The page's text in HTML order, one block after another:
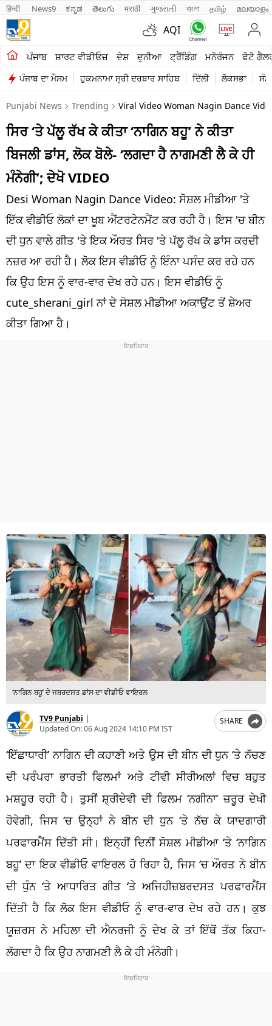
हिन्दी News9 ಕನ್ನಡ తెలుగు मराठी ગુજરાતી বাংলা தமிழ் മലയാളം
AQI
ਪੰਜਾਬ ਸ਼ਾਰਟ ਵੀਡੀਓਜ਼ ਦੇਸ਼ ਦੁਨੀਆ ਟ੍ਰੈਂਡਿੰਗ ਮਨੋਰੰਜਨ ਫੋਟੋ
ਪੰਜਾਬ ਦਾ ਮੌਸਮ ਹੁਕਮਨਾਮਾ ਸ੍ਰੀ ਦਰਬਾਰ ਸਾਹਿਬ ਦਿੱਲੀ ਲੋਕਸਭਾ
ਖੇਤੀਬਾੜੀ
ਸ਼ਾਰਟ ਵੀਡੀਓਜ਼
ਕਾਰੋਬਾਰ
ਕਰਿਅਰ
ਦੇਸ਼
ਲਾਈਫ ਸਟਾਈਲ
ਪੰਜਾਬ
ਧਰਮ
ਖੇਡਾਂ
Punjabi News Trending Viral Video Woman Nagin Dance
ਸਿਰ ‘ਤੇ ਪੱਲੂ ਰੱਖ ਕੇ ਕੀਤਾ ‘ਨਾਗਿਨ ਬਹੂ’ ਨੇ ਕੀਤਾ
ਬਿਜਲੀ ਡਾਂਸ, ਲੋਕ ਬੋਲੇ- ‘ਲਗਦਾ ਹੈ ਨਾਗਮਣੀ ਲੈ ਕੇ ਹੀ
ਮੰਨੇਗੀ’; ਦੇਖੋ VIDEO
Desi Woman Nagin Dance Video: ਸੋਸ਼ਲ ਮੀਡੀਆ 'ਤੇ
ਇੱਕ ਵੀਡੀਓ ਲੋਕਾਂ ਦਾ ਖੂਬ ਐਂਟਰਟੇਨਮੈਂਟ ਕਰ ਰਹੀ ਹੈ। ਇਸ 'ਚ ਬੀਨ
ਦੀ ਧੁਨ ਵਾਲੇ ਗੀਤ 'ਤੇ ਇਕ ਔਰਤ ਸਿਰ 'ਤੇ ਪੱਲੂ ਰੱਖ ਕੇ ਡਾਂਸ ਕਰਦੀ
ਨਜ਼ਰ ਆ ਰਹੀ ਹੈ। ਲੋਕ ਇਸ ਵੀਡੀਓ ਨੂੰ ਇੰਨਾ ਪਸੰਦ ਕਰ ਰਹੇ ਹਨ
ਕਿ ਉਹ ਇਸ ਨੂੰ ਵਾਰ-ਵਾਰ ਦੇਖ ਰਹੇ ਹਨ। ਇਸ ਵੀਡੀਓ ਨੂੰ
cute_sherani_girl ਨਾਂ ਦੇ ਸੋਸ਼ਲ ਮੀਡੀਆ ਅਕਾਉਂਟ ਤੋਂ ਸ਼ੇਅਰ
ਕੀਤਾ ਗਿਆ ਹੈ।
‘ਨਾਗਿਨ ਬਹੂ’ ਦੇ ਜਬਰਦਸਤ ਡਾਂਸ ਦਾ ਵੀਡੀਓ ਵਾਇਰਲ
TV9 Punjabi |
Updated On:06 Aug 2024 14:10 PM IST
SHARE
‘ਇੱਛਾਧਾਰੀ’ ਨਾਗਿਨ ਦੀ ਕਹਾਣੀ ਅਤੇ ਉਸ ਦੀ ਬੀਨ ਦੀ ਧੁਨ ‘ਤੇ ਨੱਚਣ
ਦੀ ਪਰੰਪਰਾ ਭਾਰਤੀ ਫਿਲਮਾਂ ਅਤੇ ਟੀਵੀ ਸੀਰੀਅਲਾਂ ਵਿਚ ਬਹੁਤ
ਮਸ਼ਹੂਰ ਰਹੀ ਹੈ। ਤੁਸੀਂ ਸ਼੍ਰੀਦੇਵੀ ਦੀ ਫਿਲਮ ‘ਨਗੀਨਾ’ ਜ਼ਰੂਰ ਦੇਖੀ
ਹੋਵੇਗੀ, ਜਿਸ ‘ਚ ਉਨ੍ਹਾਂ ਨੇ ਬੀਨ ਦੀ ਧੁਨ ‘ਤੇ ਨੱਚ ਕੇ ਯਾਦਗਾਰੀ
ਪਰਫਾਰਮੈਂਸ ਦਿੱਤੀ ਸੀ। ਇਨ੍ਹੀਂ ਦਿਨੀਂ ਸੋਸ਼ਲ ਮੀਡੀਆ ‘ਤੇ ‘ਨਾਗਿਨ
ਬਹੂ’ ਦਾ ਇਕ ਵੀਡੀਓ ਵਾਇਰਲ ਹੋ ਰਿਹਾ ਹੈ, ਜਿਸ ‘ਚ ਔਰਤ ਨੇ ਬੀਨ
ਦੀ ਧੁੰਨ ‘ਤੇ ਆਧਾਰਿਤ ਗੀਤ ‘ਤੇ ਅਜਿਹੀਜ਼ਬਰਦਸਤ ਪਰਫਾਰਮੈਂਸ
ਦਿੱਤੀ ਹੈ ਕਿ ਲੋਕ ਇਸ ਵੀਡੀਓ ਨੂੰ ਵਾਰ-ਵਾਰ ਦੇਖ ਰਹੇ ਹਨ। ਕੁਝ
ਯੂਜ਼ਰਸ ਨੇ ਮਹਿਲਾ ਦੀ ਐਨਰਜੀ ਨੂੰ ਦੇਖ ਕੇ ਤਾਂ ਇੱਥੋਂ ਤੱਕ ਕਿਹਾ-
ਲੱਗਦਾ ਹੈ ਕਿ ਉਹ ਨਾਗਮਣੀ ਲੈ ਕੇ ਹੀ ਮੰਨੇਗੀ।